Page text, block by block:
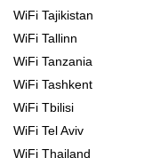
WiFi Tajikistan
WiFi Tallinn
WiFi Tanzania
WiFi Tashkent
WiFi Tbilisi
WiFi Tel Aviv
WiFi Thailand